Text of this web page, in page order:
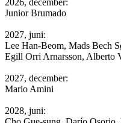
Junior Brumado
2027, juni:
Lee Han-Beom, Mads Bech
Egill Orri Arnarsson, Alberto
2027, december:
Mario Amini
2028, juni: